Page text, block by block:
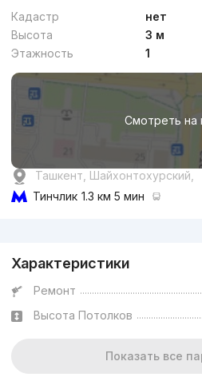
Кадастр
нет
Высота
3 м
Этажность
1
Смотреть на
Ташкент, Шайхонтохурский,
Тинчлик 1.3 км 5 мин
Характеристики
Ремонт
Высота Потолков
Показать все